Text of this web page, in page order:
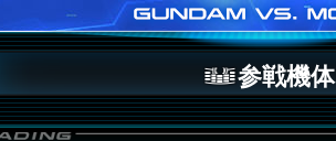
参戦機体